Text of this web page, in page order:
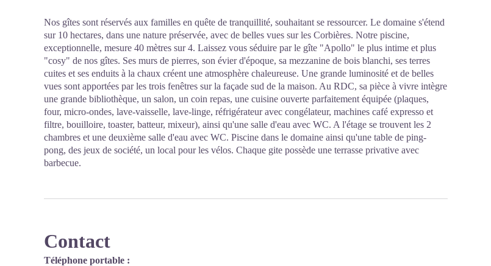
Nos gîtes sont réservés aux familles en quête de tranquillité, souhaitant se ressourcer. Le domaine s'étend
sur 10 hectares, dans une nature préservée, avec de belles vues sur les Corbières. Notre piscine,
exceptionnelle, mesure 40 mètres sur 4. Laissez vous séduire par le gîte "Apollo" le plus intime et plus
"cosy" de nos gîtes. Ses murs de pierres, son évier d'époque, sa mezzanine de bois blanchi, ses terres
cuites et ses enduits à la chaux créent une atmosphère chaleureuse. Une grande luminosité et de belles
vues sont apportées par les trois fenêtres sur la façade sud de la maison. Au RDC, sa pièce à vivre intègre
une grande bibliothèque, un salon, un coin repas, une cuisine ouverte parfaitement équipée (plaques,
four, micro-ondes, lave-vaisselle, lave-linge, réfrigérateur avec congélateur, machines café expresso et
filtre, bouilloire, toaster, batteur, mixeur), ainsi qu'une salle d'eau avec WC. A l'étage se trouvent les 2
chambres et une deuxième salle d'eau avec WC. Piscine dans le domaine ainsi qu'une table de ping-
pong, des jeux de société, un local pour les vélos. Chaque gite possède une terrasse privative avec
barbecue.
Contact
Téléphone portable :